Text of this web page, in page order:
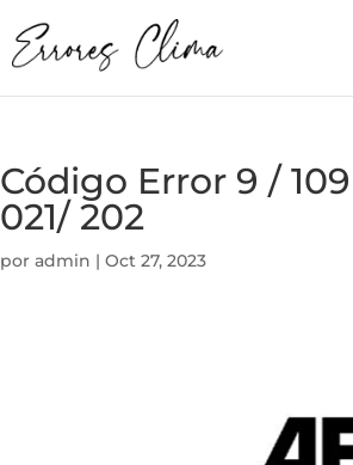
Código Error 9 /
021/ 202
poradmin |Oct 27, 2023